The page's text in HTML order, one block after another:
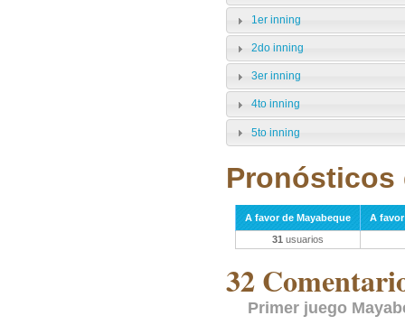
1er inning
2do inning
3er inning
4to inning
5to inning
Pronósticos
A favor de Mayabeque
A
31 usuarios
32
Primer juego